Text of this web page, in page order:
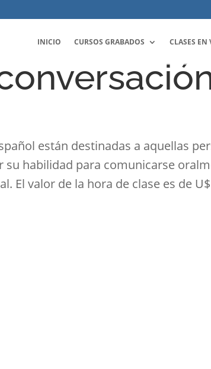
INICIO CURSOS GRABADOS CLASES EN
están destinadas a aquellas
habilidad para comunicarse
El valor de la hora de clase es de